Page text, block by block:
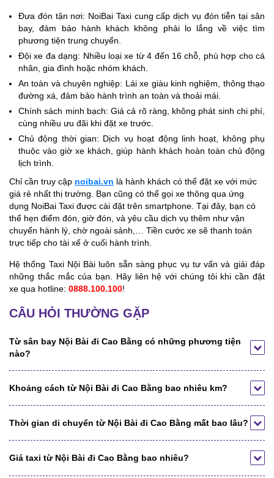
Đưa đón tận nơi: NoiBai Taxi cung cấp dịch vụ đón tiễn tại sân
bay, đảm bảo hành khách không phải lo lắng về việc tìm
phương tiện trung chuyển.
Đội xe đa dạng: Nhiều loại xe từ 4 đến 16 chỗ, phù hợp cho cá
nhân, gia đình hoặc nhóm khách.
An toàn và chuyên nghiệp: Lái xe giàu kinh nghiệm, thông thạo
đường xá, đảm bảo hành trình an toàn và thoải mái.
Chính sách minh bạch: Giá cả rõ ràng, không phát sinh chi phí,
cùng nhiều ưu đãi khi đặt xe trước.
Chủ động thời gian: Dịch vụ hoạt động linh hoạt, không phụ
thuộc vào giờ xe khách, giúp hành khách hoàn toàn chủ động
lịch trình.
Chỉ cần truy cập noibai.vn là hành khách có thể đặt xe với mức
giá rẻ nhất thị trường. Bạn cũng có thể gọi xe thông qua ứng
dụng NoiBai Taxi được cài đặt trên smartphone. Tại đây, bạn có
thể hẹn điểm đón, giờ đón, và yêu cầu dịch vụ thêm như vận
chuyển hành lý, chờ ngoài sảnh,… Tiền cước xe sẽ thanh toán
trực tiếp cho tài xế ở cuối hành trình.
Hệ thống Taxi Nội Bài luôn sẵn sàng phục vụ tư vấn và giải đáp
những thắc mắc của bạn. Hãy liên hệ với chúng tôi khi cần đặt
xe qua hotline: 0888.100.100!
CÂU HỎI THƯỜNG GẶP
Từ sân bay Nội Bài đi Cao Bằng có những phương tiện
nào?
Khoảng cách từ Nội Bài đi Cao Bằng bao nhiêu km?
Thời gian di chuyển từ Nội Bài đi Cao Bằng mất bao lâu?
Giá taxi từ Nội Bài đi Cao Bằng bao nhiêu?